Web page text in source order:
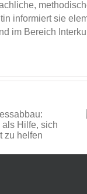
informiert sie
im Bereich